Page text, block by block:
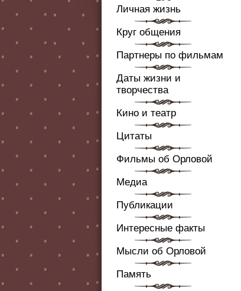
Личная жизнь
Круг общения
Партнеры по фильмам
Даты жизни и
творчества
Кино и театр
Цитаты
Фильмы об Орловой
Медиа
Публикации
Интересные факты
Мысли об Орловой
Память